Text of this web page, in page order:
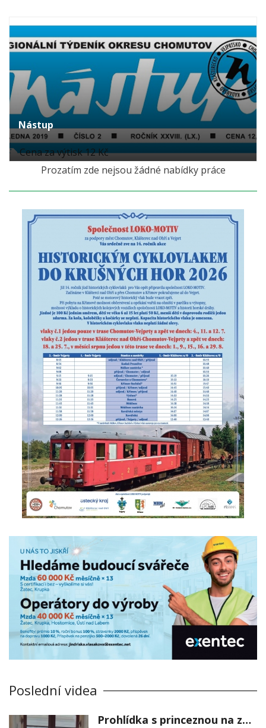
Nástup
Cena za výtisk 12 Kč
Prozatím zde nejsou žádné nabídky práce
Poslední videa
Prohlídka s princeznou na zámku Stekník